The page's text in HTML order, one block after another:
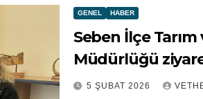
GENEL HABER
Seben İlçe
Müdürlüğü
5 ŞUBAT 2026